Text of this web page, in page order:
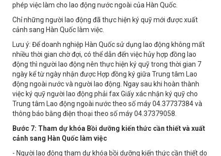
phép việc làm cho lao động nước ngoài của Hàn Quốc.
Chỉ những người lao động đã thực hiện ký quỹ mới được xuất
cảnh sang Hàn Quốc làm việc.
Lưu ý: Để doanh nghiệp Hàn Quốc sử dụng lao động không mất
nhiều thời gian chờ đợi, có thể dẫn đến việc hủy hợp đồng lao
động thì người lao động nên thực hiện ký quỹ trong thời gian 7
ngày kể từ ngày nhận được Hợp đồng ký giữa Trung tâm Lao
động ngoài nước và người lao động. Ngay sau khi hoàn thành
việc ký quỹ người lao động phải fax Giấy xác nhận ký quỹ cho
Trung tâm Lao động ngoài nước theo số máy 04.37737384 và
thông báo bằng điện thoại theo số máy 04.37379058.
Bước 7: Tham dự khóa Bồi dưỡng kiến thức cần thiết và xuất
cảnh sang Hàn Quốc làm việc
- Người lao động tham dự khóa bồi dưỡng kiến thức cần thiết do